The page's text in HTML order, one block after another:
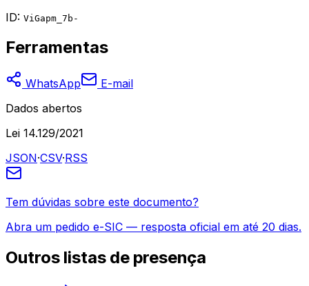
ID: ViGapm_7b-
Ferramentas
WhatsApp
E-mail
Dados abertos
Lei 14.129/2021
JSON·CSV·RSS
Tem dúvidas sobre este documento?
Abra um pedido e-SIC — resposta oficial em até 20 dias.
Outros listas de presença